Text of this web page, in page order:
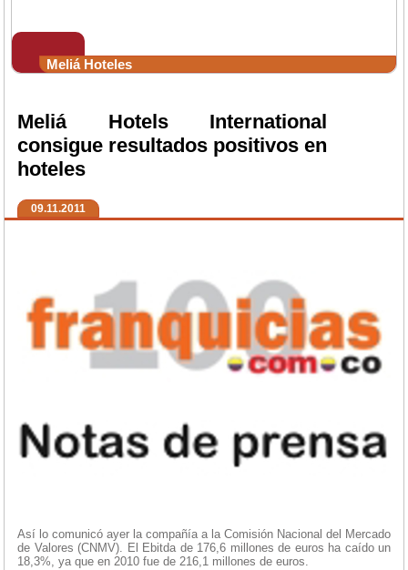
Meliá Hoteles
Meliá Hotels International
consigue resultados positivos en
hoteles
09.11.2011
Así lo comunicó ayer la compañía a la Comisión Nacional del Mercado
de Valores (CNMV). El Ebitda de 176,6 millones de euros ha caído un
18,3%, ya que en 2010 fue de 216,1 millones de euros.